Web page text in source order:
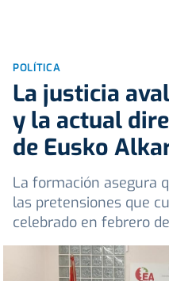
POLÍTICA
La justicia
y la actual
de Eusko
La formación asegura
las pretensiones que
celebrado en febrero